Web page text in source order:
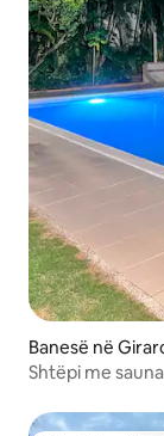
Banesë në
Shtëpi me